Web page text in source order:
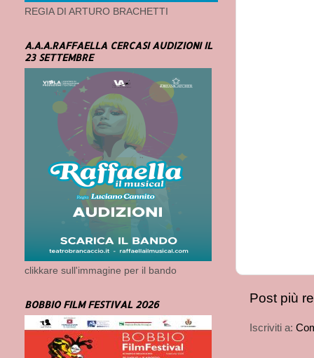
Post più
Iscriviti a:
REGIA DI ARTURO BRACHETTI
A.A.A.RAFFAELLA CERCASI AUDIZIONI IL
23 SETTEMBRE
clikkare sull'immagine per il bando
BOBBIO FILM FESTIVAL 2026